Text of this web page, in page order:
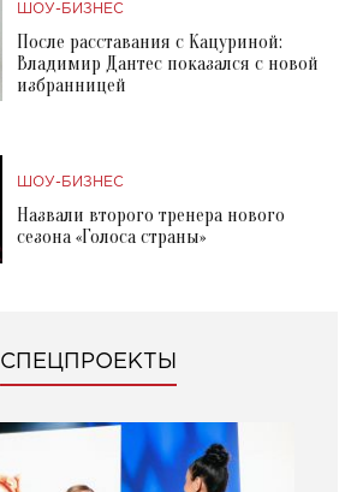
ШОУ-БИЗНЕС
После расставания с Кацуриной:
Владимир Дантес показался с новой
избранницей
ШОУ-БИЗНЕС
Назвали второго тренера нового
сезона «Голоса страны»
СПЕЦПРОЕКТЫ